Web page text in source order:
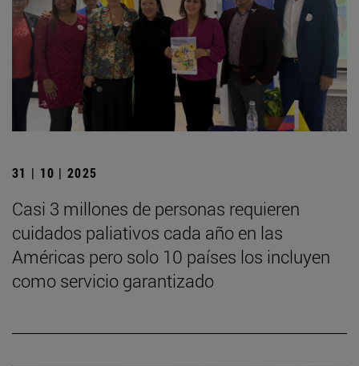
31 | 10 | 2025
Casi 3 millones de personas requieren
cuidados paliativos cada año en las
Américas pero solo 10 países los incluyen
como servicio garantizado